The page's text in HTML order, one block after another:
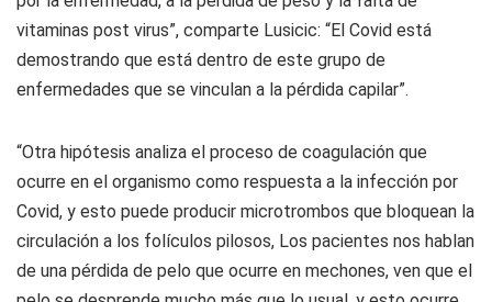
vitaminas post virus”, comparte Lusicic: “El Covid está
demostrando que está dentro de este grupo de
enfermedades que se vinculan a la pérdida capilar”.
“Otra hipótesis analiza el proceso de coagulación que
ocurre en el organismo como respuesta a la infección por
Covid, y esto puede producir microtrombos que bloquean la
circulación a los folículos pilosos, Los pacientes nos hablan
de una pérdida de pelo que ocurre en mechones, ven que el